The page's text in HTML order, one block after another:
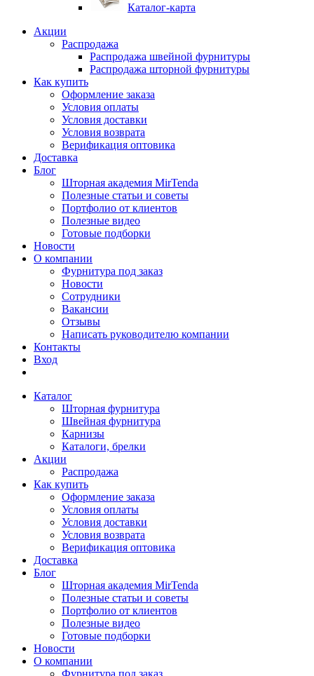
Каталог-карта
Акции
Распродажа
Распродажа швейной фурнитуры
Распродажа шторной фурнитуры
Как купить
Оформление заказа
Условия оплаты
Условия доставки
Условия возврата
Верификация оптовика
Доставка
Блог
Шторная академия MirTenda
Полезные статьи и советы
Портфолио от клиентов
Полезные видео
Готовые подборки
Новости
О компании
Фурнитура под заказ
Новости
Сотрудники
Вакансии
Отзывы
Написать руководителю компании
Контакты
Вход
Каталог
Шторная фурнитура
Швейная фурнитура
Карнизы
Каталоги, брелки
Акции
Распродажа
Как купить
Оформление заказа
Условия оплаты
Условия доставки
Условия возврата
Верификация оптовика
Доставка
Блог
Шторная академия MirTenda
Полезные статьи и советы
Портфолио от клиентов
Полезные видео
Готовые подборки
Новости
О компании
Фурнитура под заказ